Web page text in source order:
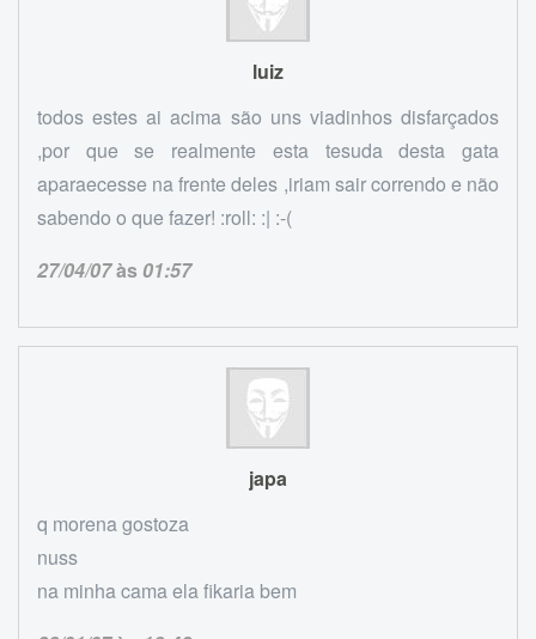
luiz
todos estes ai acima são uns viadinhos disfarçados
,por que se realmente esta tesuda desta gata
aparaecesse na frente deles ,iriam sair correndo e não
sabendo o que fazer! :roll: :| :-(
27/04/07às01:57
japa
q morena gostoza
nuss
na minha cama ela fikaria bem